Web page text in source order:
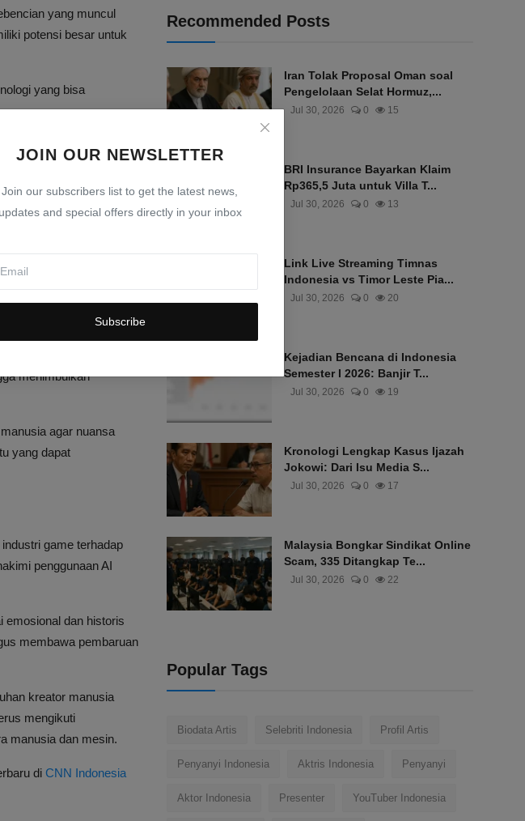
JOIN OUR NEWSLETTER
Join our subscribers list to get the latest news,
updates and special offers directly in your inbox
Subscribe
yang muncul
potensi besar untuk
yang bisa
yang memang
grafis, animasi,
estetika dan
eksplorasi
menimbulkan
agar nuansa
yang dapat
game terhadap
penggunaan AI
emosional dan historis
membawa pembaruan
kreator manusia
mengikuti
manusia dan mesin.
di CNN Indonesia
Recommended Posts
Iran Tolak Proposal Oman soal
Pengelolaan Selat Hormuz,...
Jul 30, 2026 0 15
BRI Insurance Bayarkan Klaim
Rp365,5 Juta untuk Villa T...
Jul 30, 2026 0 13
Link Live Streaming Timnas
Indonesia vs Timor Leste Pia...
Jul 30, 2026 0 20
Kejadian Bencana di Indonesia
Semester I 2026: Banjir T...
Jul 30, 2026 0 19
Kronologi Lengkap Kasus Ijazah
Jokowi: Dari Isu Media S...
Jul 30, 2026 0 17
Malaysia Bongkar Sindikat Online
Scam, 335 Ditangkap Te...
Jul 30, 2026 0 22
Popular Tags
Biodata Artis Selebriti Indonesia Profil Artis
Penyanyi Indonesia Aktris Indonesia Penyanyi
Aktor Indonesia Presenter YouTuber Indonesia